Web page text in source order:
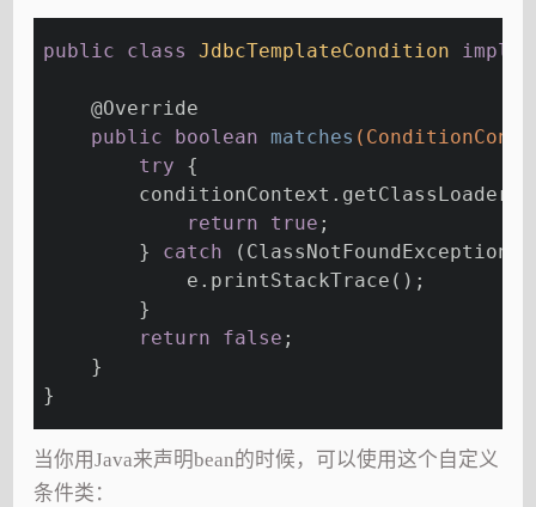
public class JdbcTemplateCondition
@Override
public
boolean matches
try {
return
true ;
        }
catch (ClassNotFoundException
            e.printStackTrace();
        }
return
false ;
    }
}
当你用Java来声明bean的时候，可以使用这个自定义
条件类：